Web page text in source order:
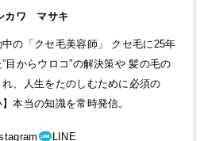
カワ マサキ
の「クセ毛美容師」 クセ毛に25年
目からウロコ”の解決策や 髪の毛の
、人生をたのしむために必須の
本当の知識を常時発信。